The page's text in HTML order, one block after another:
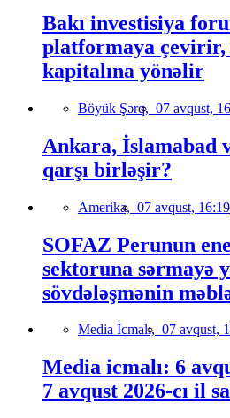
Bakı investisiya
platformaya
kapitalına yönəlir
Böyük Şərq, 07 avqust,
Ankara, İslamabad
qarşı birləşir?
Amerika, 07 avqust, 16:19
SOFAZ Perunun
sektoruna sərmayə
sövdələşmənin
Media İcmalı, 07 avqust,
Media icmalı: 6
7 avqust 2026-cı il